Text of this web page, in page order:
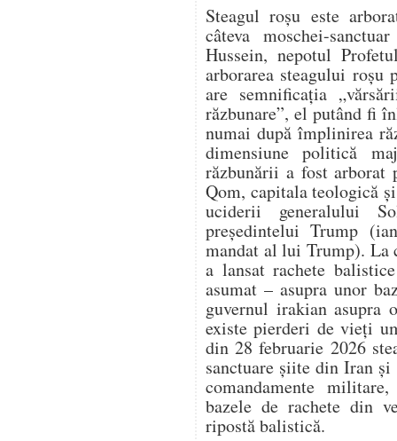
Steagul roșu este
câteva moschei-
Hussein, nepotul
arborarea steagului roșu
are semnificația
răzbunare”, el putând fi
numai după împlinirea
dimensiune politică
răzbunării a fost arborat
Qom, capitala teologică
uciderii generalului
președintelui Trump
mandat al lui Trump). La
a lansat rachete
asumat – asupra unor
guvernul irakian asupra
existe pierderi de vieți
din 28 februarie 2026
sanctuare șiite din Iran
comandamente
bazele de rachete din
ripostă balistică.